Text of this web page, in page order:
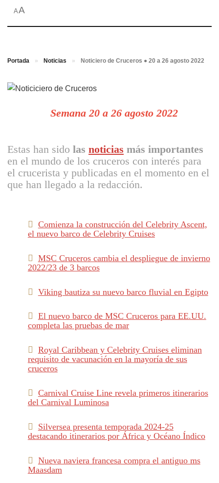
AA
Portada » Noticias » Noticiero de Cruceros ● 20 a 26 agosto 2022
Semana20 a 26 agosto2022
Estas han sido las noticias más importantes
en el mundo de los cruceros con interés para
el crucerista y publicadas en el momento en el
que han llegado a la redacción.
Comienza la construcción del Celebrity Ascent,
el nuevo barco de Celebrity Cruises
MSC Cruceros cambia el despliegue de invierno
2022/23 de 3 barcos
Viking bautiza su nuevo barco fluvial en Egipto
El nuevo barco de MSC Cruceros para EE.UU.
completa las pruebas de mar
Royal Caribbean y Celebrity Cruises eliminan
requisito de vacunación en la mayoría de sus
cruceros
Carnival Cruise Line revela primeros itinerarios
del Carnival Luminosa
Silversea presenta temporada 2024-25
destacando itinerarios por África y Océano Índico
Nueva naviera francesa compra el antiguo ms
Maasdam